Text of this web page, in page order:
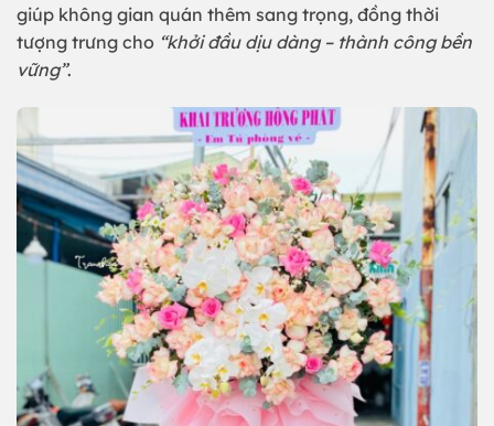
giúp không gian quán thêm sang trọng, đồng thời
tượng trưng cho “khởi đầu dịu dàng – thành công bền
vững”.